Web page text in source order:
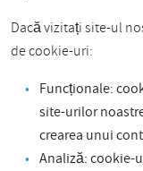
Dacă vizitați site-ul
de cookie-uri:
Funcționale:
site-urilor
crearea unui
Analiză: cookie-